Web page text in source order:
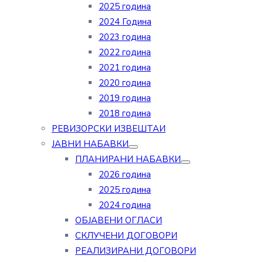
2025 година
2024 Година
2023 година
2022 година
2021 година
2020 година
2019 година
2018 година
РЕВИЗОРСКИ ИЗВЕШТАИ
ЈАВНИ НАБАВКИ
ПЛАНИРАНИ НАБАВКИ
2026 година
2025 година
2024 година
ОБЈАВЕНИ ОГЛАСИ
СКЛУЧЕНИ ДОГОВОРИ
РЕАЛИЗИРАНИ ДОГОВОРИ